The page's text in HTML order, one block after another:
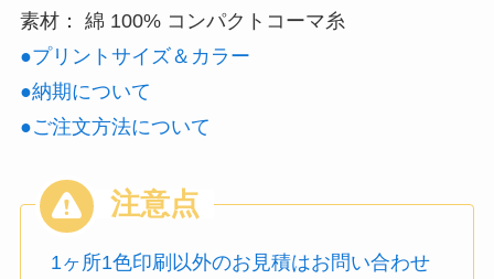
素材： 綿 100% コンパクトコーマ糸
●プリントサイズ＆カラー
●納期について
●ご注文方法について
1ヶ所1色印刷以外のお見積はお問い合わせ